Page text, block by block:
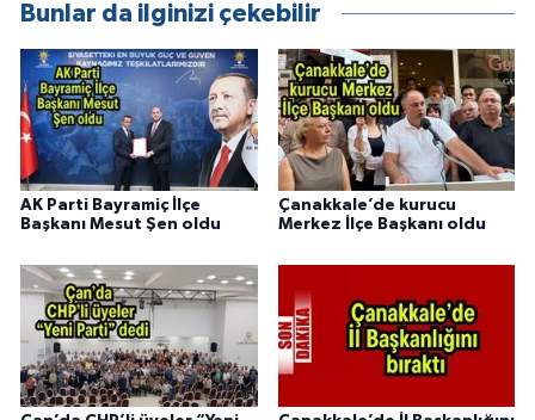
Bunlar da ilginizi çekebilir
AK Parti Bayramiç İlçe
Başkanı Mesut Şen oldu
Çanakkale’de kurucu
Merkez İlçe Başkanı oldu